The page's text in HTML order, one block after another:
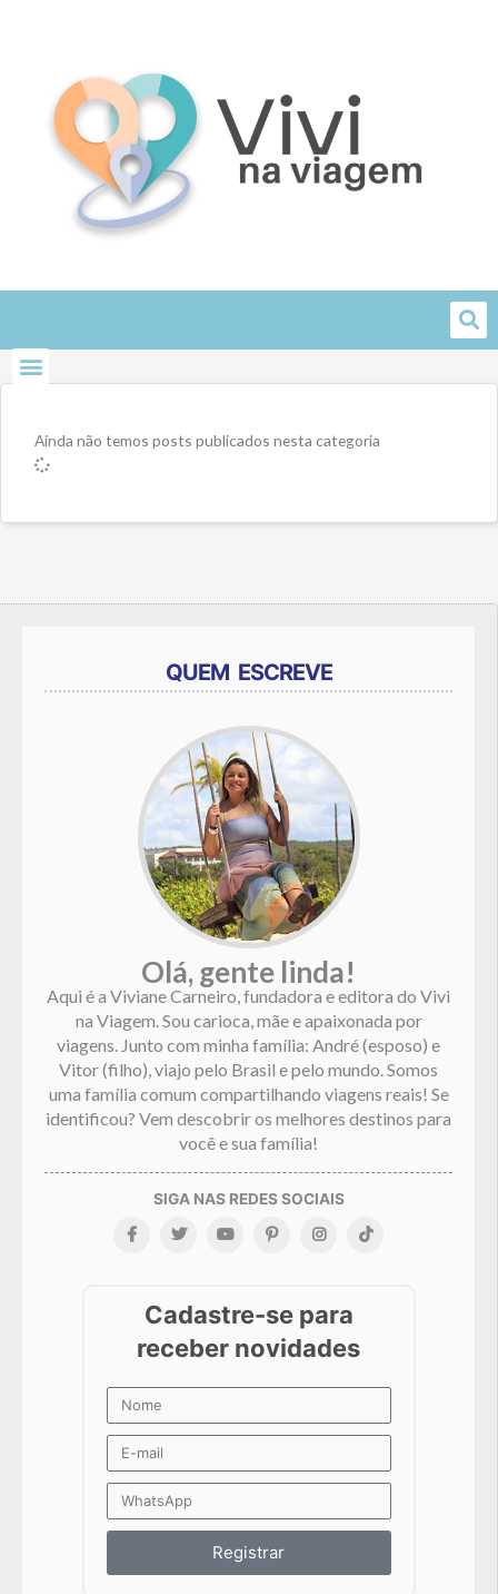
Ainda não temos posts publicados nesta categoria
QUEM ESCREVE
Olá, gente linda!
Aqui é a Viviane Carneiro, fundadora e editora do Vivi
na Viagem. Sou carioca, mãe e apaixonada por
viagens. Junto com minha família: André (esposo) e
Vitor (filho), viajo pelo Brasil e pelo mundo. Somos
uma família comum compartilhando viagens reais! Se
identificou? Vem descobrir os melhores destinos para
você e sua família!
Registrar